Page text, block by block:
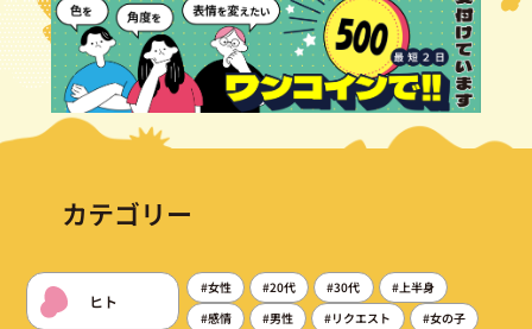
カテゴリー
ヒト
#女性 #20代 #30代
#上半身
#感情
#男性 #リクエスト
#女の子